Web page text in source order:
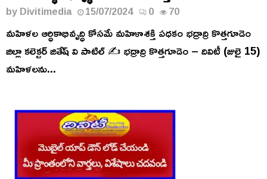
byDivitimedia 15/07/2024 0 70
మహిళల ఆర్ధికాభివృద్ధి కోసమే మహిళాశక్తి పధకం భద్రాద్రి కొత్తగూడెం
జిల్లా కలెక్టర్ జితేష్ వి పాటిల్ ✍️ భద్రాద్రి కొత్తగూడెం – దివిటీ (జులై 15)
మహిళలను...